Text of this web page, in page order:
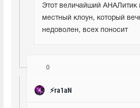
Этот величайший АНАЛитик
местный клоун, который
недоволен, всех поносит
0
๋⚡ra1aN